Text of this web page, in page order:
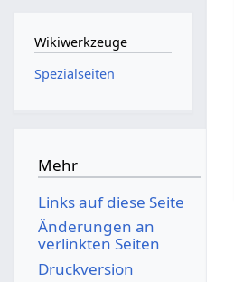
Wikiwerkzeuge
Spezialseiten
Mehr
Links auf diese Seite
Änderungen an
verlinkten Seiten
Druckversion